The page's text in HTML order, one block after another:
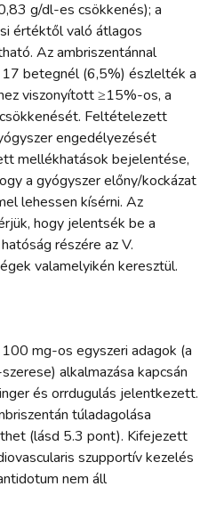
g/dl-es csökkenés); a
értéktől való átlagos
Az ambriszentánnal
betegnél (6,5%) észlelték a
viszonyított ≥15%-os, a
Feltételezett
engedélyezését
mellékhatások bejelentése,
a gyógyszer előny/kockázat
lehessen kísérni. Az
hogy jelentsék be a
részére az V.
valamelyikén keresztül.
mg-os egyszeri adagok (a
alkalmazása kapcsán
és orrdugulás jelentkezett.
túladagolása
(lásd 5.3 pont). Kifejezett
szupportív kezelés
nem áll